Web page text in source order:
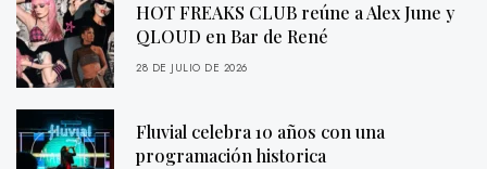
HOT FREAKS CLUB reúne a Alex June y
QLOUD en Bar de René
28 DE JULIO DE 2026
Fluvial celebra 10 años con una
programación historica